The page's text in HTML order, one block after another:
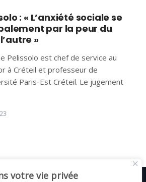
votre vie privée
: « L’anxiété sociale se
par la peur du
»
Pelissolo est chef de service au
à Créteil et professeur de
Paris-Est Créteil. Le jugement